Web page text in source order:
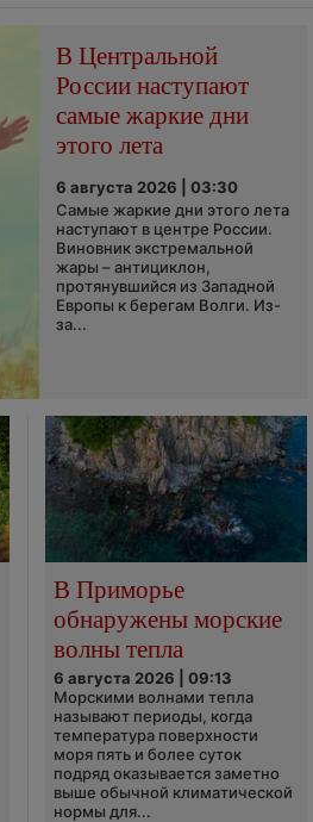
В Центральной
России наступают
самые жаркие дни
этого лета
6 августа 2026 | 03:30
Самые жаркие дни этого лета
наступают в центре России.
Виновник экстремальной
жары – антициклон,
протянувшийся из Западной
Европы к берегам Волги. Из-
за...
В Приморье
обнаружены морские
волны тепла
6 августа 2026 | 09:13
Морскими волнами тепла
называют периоды, когда
температура поверхности
моря пять и более суток
подряд оказывается заметно
выше обычной климатической
нормы для...